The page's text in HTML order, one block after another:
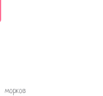
морков